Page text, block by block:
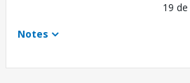
19
Notes